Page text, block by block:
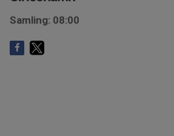
Samling: 08:00